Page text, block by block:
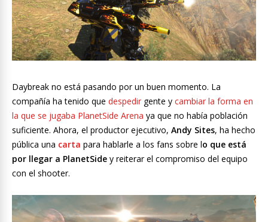
Daybreak no está pasando por un buen momento. La
compañía ha tenido que despedir gente y cambiar la forma en
la que se jugaba PlanetSide Arena ya que no había población
suficiente. Ahora, el productor ejecutivo, Andy Sites, ha hecho
pública una carta para hablarle a los fans sobre lo que está
por llegar a PlanetSide y reiterar el compromiso del equipo
con el shooter.